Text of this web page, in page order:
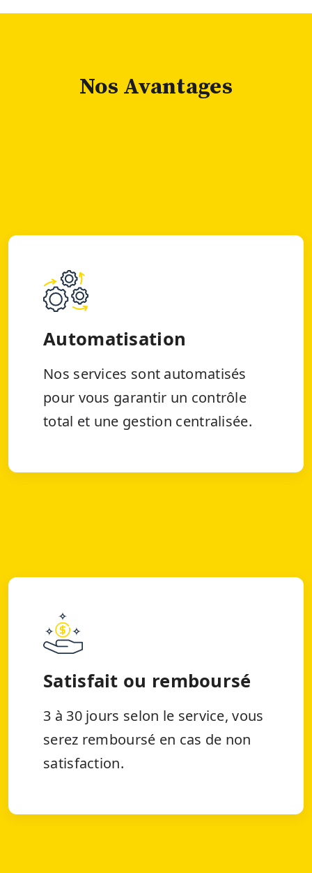
Nos Avantages
Automatisation
Nos services sont automatisés
pour vous garantir un contrôle
total et une gestion centralisée.
Satisfait ou remboursé
3 à 30 jours selon le service, vous
serez remboursé en cas de non
satisfaction.